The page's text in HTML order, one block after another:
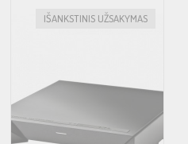
IŠANKSTINIS UŽSAKYMAS